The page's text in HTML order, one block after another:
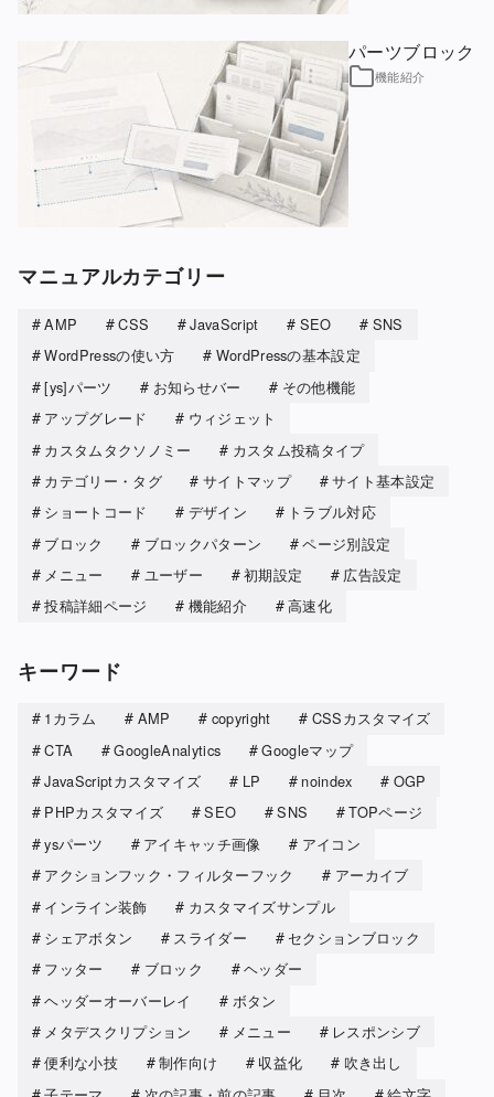
パーツブロック
機能紹介
マニュアルカテゴリー
AMP CSS JavaScript SEO
SNS
WordPressの使い方
WordPressの基本設定
[ys]パーツ
お知らせバー
その他機能
アップグレード
ウィジェット
カスタムタクソノミー
カスタム投稿タイプ
カテゴリー・タグ
サイトマップ
サイト基本設定
ショートコード
デザイン
トラブル対応
ブロック
ブロックパターン
ページ別設定
メニュー
ユーザー 初期設定
広告設定
投稿詳細ページ
機能紹介 高速化
キーワード
1カラム AMP copyright
CSSカスタマイズ
CTA
GoogleAnalytics
Googleマップ
JavaScriptカスタマイズ
LP noindex
OGP
PHPカスタマイズ
SEO SNS
TOPページ
ysパーツ
アイキャッチ画像
アイコン
アクションフック・フィルターフック
アーカイブ
インライン装飾
カスタマイズサンプル
シェアボタン
スライダー
セクションブロック
フッター
ブロック
ヘッダー
ヘッダーオーバーレイ
ボタン
メタデスクリプション
メニュー
レスポンシブ
便利な小技
制作向け 収益化
吹き出し